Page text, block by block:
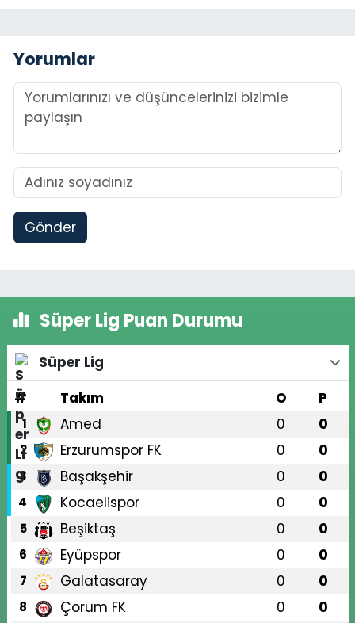
Yorumlar
Gönder
Süper Lig Puan Durumu
Süper Lig
#
Takım O P
1 Amed 0 0
2 Erzurumspor FK 0 0
3 Başakşehir 0 0
4 Kocaelispor 0 0
5 Beşiktaş 0 0
6 Eyüpspor 0 0
7 Galatasaray 0 0
8 Çorum FK 0 0